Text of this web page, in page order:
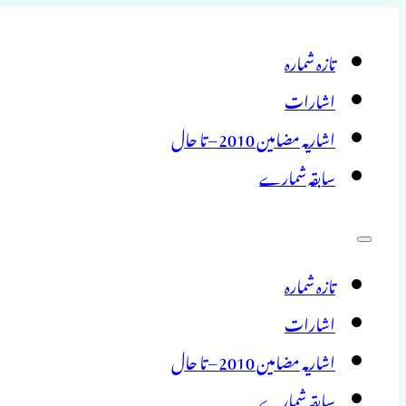
تازہ شمارہ
اشارات
اشاریہ مضامین 2010 – تا حال
سابقہ شمارے
تازہ شمارہ
اشارات
اشاریہ مضامین 2010 – تا حال
سابقہ شمارے